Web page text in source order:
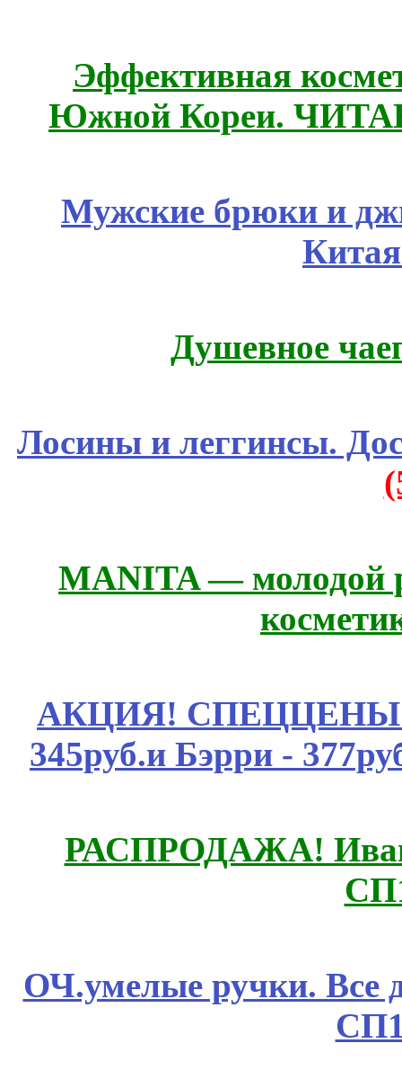
Эффективная
Южной Кореи.
Мужские брюки и
Душевное
Лосины и леггинсы.
MANITA — молодой
АКЦИЯ! СПЕЦЦЕНЫ
345руб.и Бэрри -
РАСПРОДАЖА!
ОЧ.умелые ручки. Все